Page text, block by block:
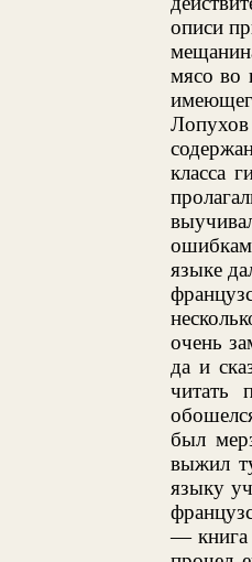
описи
мясо во
класса
языке
очень
да и
читать
был
выжил
языку
— книга